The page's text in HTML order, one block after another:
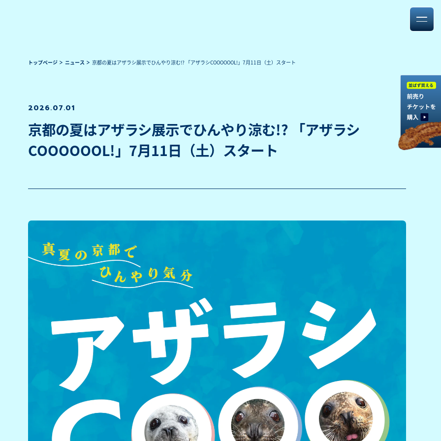
トップページ ニュース 京都の夏はアザラシ展示でひんやり涼む!? 「アザラシCOOOOOOL!」7月11日（土）スタート
2026.07.01
京都の夏はアザラシ展示でひんやり涼む!? 「アザラシ
COOOOOOL!」7月11日（土）スタート